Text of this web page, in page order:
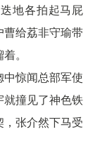
地各拍起马屁
给荔非守瑜带
。
惊闻总部军使
撞见了神色铁
张介然下马受